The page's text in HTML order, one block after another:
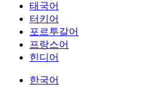
태국어
터키어
포르투갈어
프랑스어
힌디어
한국어